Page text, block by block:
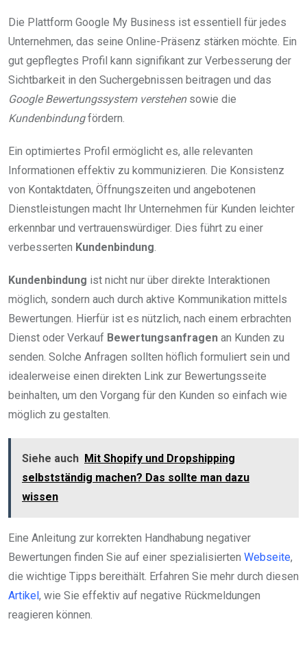
Die Plattform Google My Business ist essentiell für jedes
Unternehmen, das seine Online-Präsenz stärken möchte. Ein
gut gepflegtes Profil kann signifikant zur Verbesserung der
Sichtbarkeit in den Suchergebnissen beitragen und das
Google Bewertungssystem verstehensowie die
Kundenbindungfördern.
Ein optimiertes Profil ermöglicht es, alle relevanten
Informationen effektiv zu kommunizieren. Die Konsistenz
von Kontaktdaten, Öffnungszeiten und angebotenen
Dienstleistungen macht Ihr Unternehmen für Kunden leichter
erkennbar und vertrauenswürdiger. Dies führt zu einer
verbesserten Kundenbindung.
Kundenbindung ist nicht nur über direkte Interaktionen
möglich, sondern auch durch aktive Kommunikation mittels
Bewertungen. Hierfür ist es nützlich, nach einem erbrachten
Dienst oder Verkauf Bewertungsanfragen an Kunden zu
senden. Solche Anfragen sollten höflich formuliert sein und
idealerweise einen direkten Link zur Bewertungsseite
beinhalten, um den Vorgang für den Kunden so einfach wie
möglich zu gestalten.
Siehe auch Mit Shopify und Dropshipping
selbstständig machen? Das sollte man dazu
wissen
Eine Anleitung zur korrekten Handhabung negativer
Bewertungen finden Sie auf einer spezialisierten Webseite,
die wichtige Tipps bereithält. Erfahren Sie mehr durch diesen
Artikel , wie Sie effektiv auf negative Rückmeldungen
reagieren können.